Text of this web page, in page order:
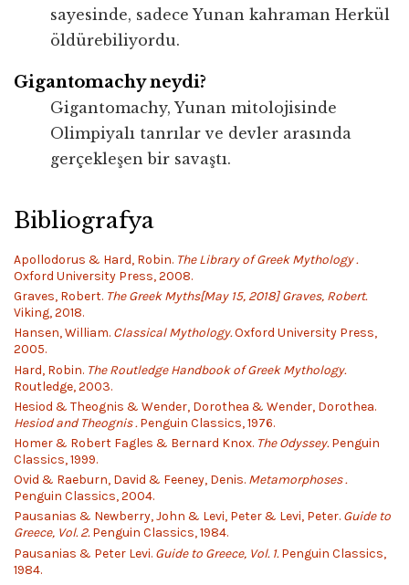
sayesinde, sadece Yunan kahraman Herkül
öldürebiliyordu.
Gigantomachy neydi?
Gigantomachy, Yunan mitolojisinde
Olimpiyalı tanrılar ve devler arasında
gerçekleşen bir savaştı.
Bibliografya
Apollodorus & Hard, Robin. The Library of Greek Mythology .
Oxford University Press, 2008.
Graves, Robert. The Greek Myths[May 15, 2018] Graves, Robert.
Viking, 2018.
Hansen, William. Classical Mythology.Oxford University Press,
2005.
Hard, Robin. The Routledge Handbook of Greek Mythology.
Routledge, 2003.
Hesiod & Theognis & Wender, Dorothea & Wender, Dorothea.
Hesiod and Theognis .Penguin Classics, 1976.
Homer & Robert Fagles & Bernard Knox. The Odyssey.Penguin
Classics, 1999.
Ovid & Raeburn, David & Feeney, Denis. Metamorphoses .
Penguin Classics, 2004.
Pausanias & Newberry, John & Levi, Peter & Levi, Peter. Guide to
Greece, Vol. 2.Penguin Classics, 1984.
Pausanias & Peter Levi. Guide to Greece, Vol. 1.Penguin Classics,
1984.